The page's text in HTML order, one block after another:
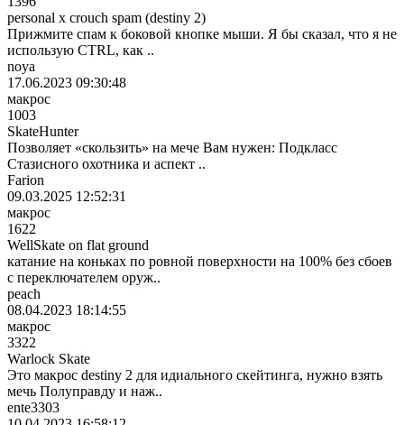
personal x crouch spam (destiny 2)
Прижмите спам к боковой кнопке мыши. Я бы сказал, что я не
использую CTRL, как ..
noya
17.06.2023 09:30:48
макрос
1003
SkateHunter
Позволяет «скользить» на мече Вам нужен: Подкласс
Стазисного охотника и аспект ..
Farion
09.03.2025 12:52:31
макрос
1622
WellSkate on flat ground
катание на коньках по ровной поверхности на 100% без сбоев
с переключателем оруж..
peach
08.04.2023 18:14:55
макрос
3322
Warlock Skate
Это макрос destiny 2 для идиального скейтинга, нужно взять
мечь Полуправду и наж..
ente3303